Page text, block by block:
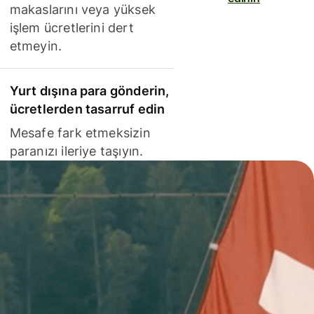
makaslarını veya yüksek
işlem ücretlerini dert
etmeyin.
Yurt dışına para gönderin,
ücretlerden tasarruf edin
Mesafe fark etmeksizin
paranızı ileriye taşıyın.